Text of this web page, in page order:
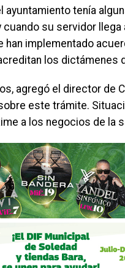
ayuntamiento tenía
su servidor llega
implementado
los dictámenes
agregó el director de
este trámite.
a los negocios de la